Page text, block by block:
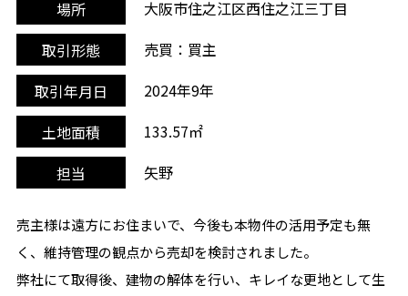
場所
大阪市住之江区西住之江三丁目
取引形態
売買：買主
取引年月日
2024年9年
土地面積
133.57㎡
担当
矢野
売主様は遠方にお住まいで、今後も本物件の活用予定も無
く、維持管理の観点から売却を検討されました。
弊社にて取得後、建物の解体を行い、キレイな更地として生